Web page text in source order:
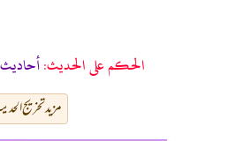
الحكم على الحديث:
مزید تخریج